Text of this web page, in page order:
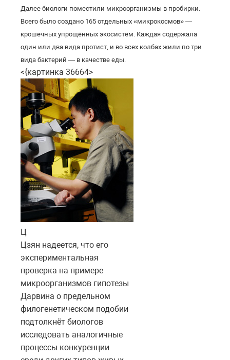
Далее биологи поместили микроорганизмы в пробирки.
Всего было создано 165 отдельных «микрокосмов» —
крошечных упрощённых экосистем. Каждая содержала
один или два вида протист, и во всех колбах жили по три
вида бактерий — в качестве еды.
<{картинка 36664>
Ц
Цзян надеется, что его
экспериментальная
проверка на примере
микроорганизмов гипотезы
Дарвина о предельном
филогенетическом подобии
подтолкнёт биологов
исследовать аналогичные
процессы конкуренции